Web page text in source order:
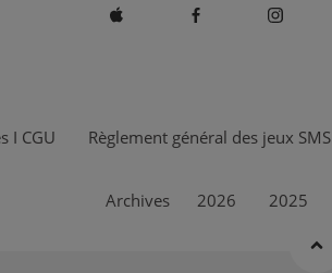
I CGU Règlement général des jeux SMS
Archives 2026 2025